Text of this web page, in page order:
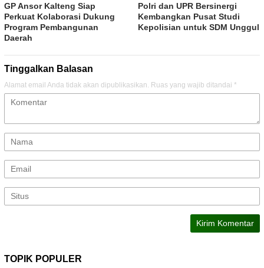
GP Ansor Kalteng Siap
Perkuat Kolaborasi Dukung
Program Pembangunan
Daerah
Polri dan UPR Bersinergi
Kembangkan Pusat Studi
Kepolisian untuk SDM Unggul
Tinggalkan Balasan
Alamat email Anda tidak akan dipublikasikan. Ruas yang wajib ditandai *
TOPIK POPULER